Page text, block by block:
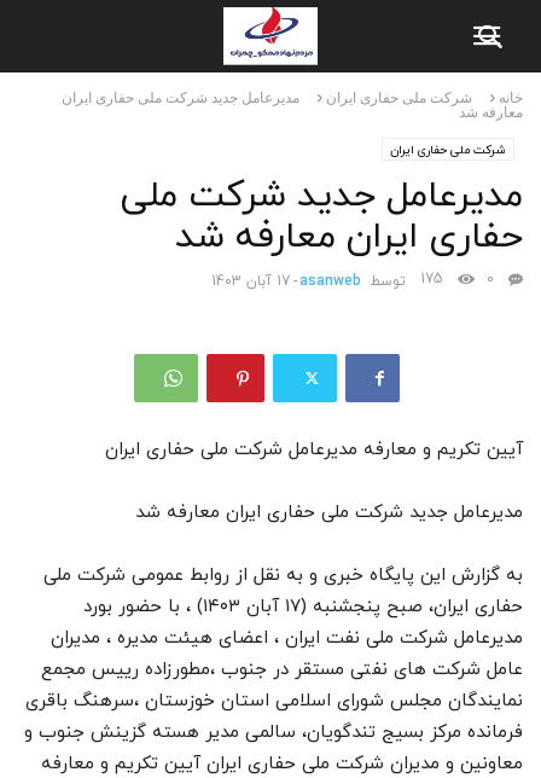
خانه شرکت ملی حفاری ایران
مدیرعامل جدید شرکت ملی حفاری ایران
معارفه شد
شرکت ملی حفاری ایران
مدیرعامل جدید شرکت ملی
حفاری ایران معارفه شد
توسط asanweb
-17 آبان 1403 0
175
آیین تکریم و معارفه مدیرعامل شرکت ملی حفاری ایران
مدیرعامل جدید شرکت ملی حفاری ایران معارفه شد
به گزارش این پایگاه خبری و به نقل از روابط عمومی شرکت ملی
حفاری ایران، صبح پنجشنبه (۱۷ آبان ۱۴۰۳) ، با حضور بورد
مدیرعامل شرکت ملی نفت ایران ، اعضای هیئت مدیره ، مدیران
عامل شرکت های نفتی مستقر در جنوب ،مطورزاده رییس مجمع
نمایندگان مجلس شورای اسلامی استان خوزستان ،سرهنگ باقری
فرمانده مرکز بسیج تندگویان، سالمی مدیر هسته گزینش جنوب و
معاونین و مدیران شرکت ملی حفاری ایران آیین تکریم و معارفه